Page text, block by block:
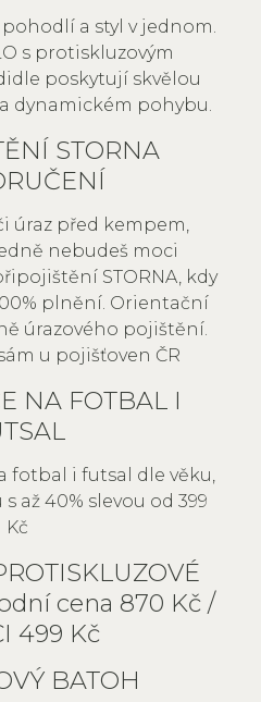
a styl v jednom.
s protiskluzovým
poskytují skvělou
dynamickém pohybu.
STORNA
úraz před kempem,
nebudeš moci
STORNA, kdy
plnění. Orientační
úrazového pojištění.
u pojišťoven ČR
NA FOTBAL I
fotbal i futsal dle věku,
až 40% slevou od 399
Kč
cena 870 Kč /
499 Kč
BATOH